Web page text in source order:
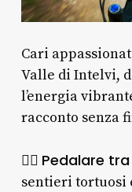
Cari
Valle di Intelvi,
l’energia
racconto senza
🚵‍♀️ Pedalare
sentieri tortuosi